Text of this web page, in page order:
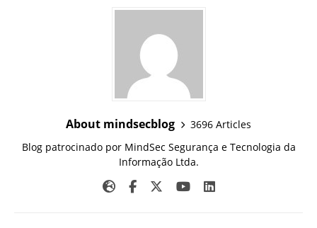
About mindsecblog
3696 Articles
Blog patrocinado por MindSec Segurança e Tecnologia da
Informação Ltda.